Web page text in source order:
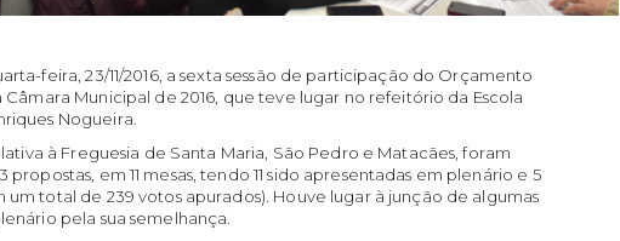
feira, 23/11/2016, a sexta sessão de participação do Orçamento
Municipal de 2016, que teve lugar no refeitório da Escola
Nogueira.
à Freguesia de Santa Maria, São Pedro e Matacães, foram
propostas, em 11 mesas, tendo 11 sido apresentadas em plenário e 5
um total de 239 votos apurados). Houve lugar à junção de algumas
pela sua semelhança.